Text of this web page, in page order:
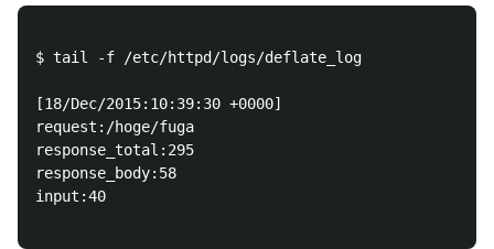
$ tail -f /etc/httpd/logs/deflate_log
[18/Dec/2015:10:39:30 +0000]
request:/hoge/fuga
response_total:295
response_body:58
input:40